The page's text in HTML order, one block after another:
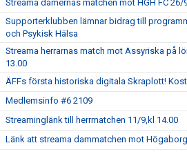
Streama damernas matchen mot HGH FC 26/
Supporterklubben lämnar bidrag till
och Psykisk Hälsa
Streama herrarnas match mot Assyriska på
13.00
ÄFFs första historiska digitala Skraplott!
Medlemsinfo #6 2109
Streaminglänk till herrmatchen 11/9,kl 14.00
Länk att streama dammatchen mot